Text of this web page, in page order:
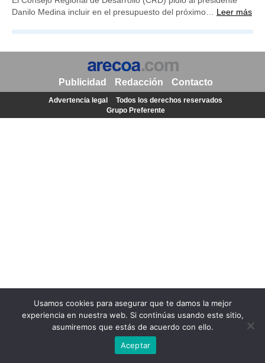
Danilo Medina incluir en el presupuesto del próximo… Leer más
Usamos cookies para asegurar que te damos la mejor
experiencia en nuestra web. Si continúas usando este sitio,
asumiremos que estás de acuerdo con ello.
Aceptar
Publicidad Redacción Contacto
Advertencia legal
Todos los derechos reservados
Grupo Preferente